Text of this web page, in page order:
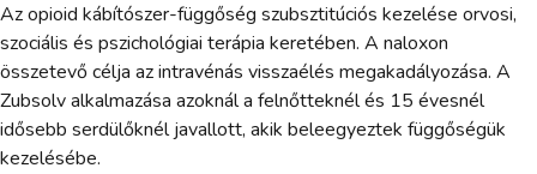
Az opioid kábítószer-függőség szubsztitúciós kezelése orvosi,
szociális és pszichológiai terápia keretében. A naloxon
összetevő célja az intravénás visszaélés megakadályozása. A
Zubsolv alkalmazása azoknál a felnőtteknél és 15 évesnél
idősebb serdülőknél javallott, akik beleegyeztek függőségük
kezelésébe.